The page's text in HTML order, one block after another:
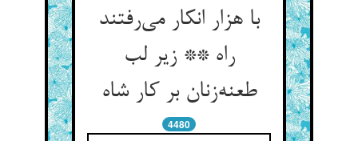
با هزار انکار می‌رفتند
راه ** زیر لب
طعنه‌زنان بر کار شاه
4480